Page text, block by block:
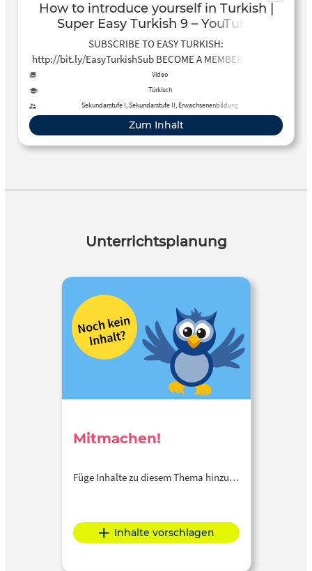
How to introduce yourself in Turkish |
Super Easy Turkish 9 – YouTube
SUBSCRIBE TO EASY TURKISH:
http://bit.ly/EasyTurkishSub BECOME A MEMBER OF EASY
TURKISH ON PATREON:
https://www.patreon.com/easyturkishFOLLOW EASY
TURKISH ON…
Video
Türkisch
Sekundarstufe I, Sekundarstufe II, Erwachsenenbildung
Zum Inhalt
Unterrichtsplanung
Mitmachen!
Füge Inhalte zu diesem Thema hinzu…
Inhalte vorschlagen